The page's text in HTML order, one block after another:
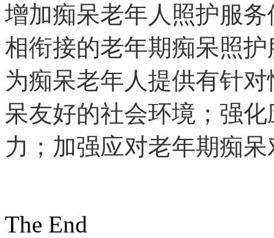
增加痴呆老年人照护服
相衔接的老年期痴呆照
为痴呆老年人提供有针
呆友好的社会环境；强
力；加强应对老年期痴
The End